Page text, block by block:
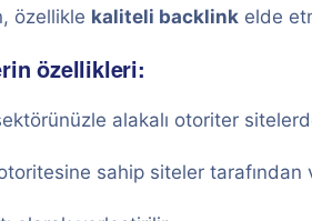
özellikle kaliteli backlink elde
özellikleri:
alakalı otoriter
sahip siteler tarafından